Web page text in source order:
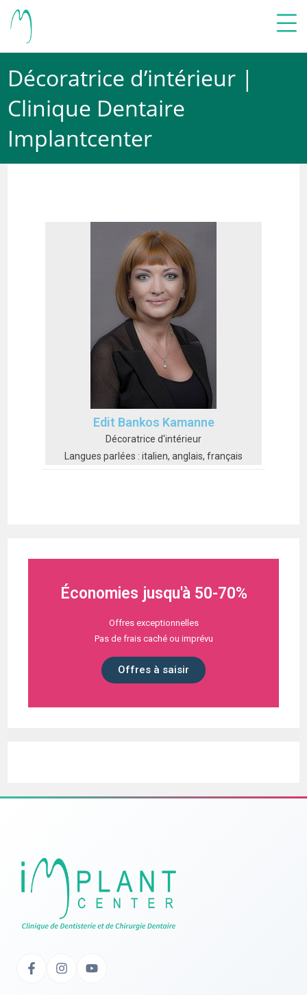
Décoratrice d’intérieur |
Clinique Dentaire
Implantcenter
Edit Bankos Kamanne
Décoratrice d'intérieur
Langues parlées : italien, anglais, français
Économies jusqu'à 50-70%
Offres exceptionnelles
Pas de frais caché ou imprévu
Offres à saisir